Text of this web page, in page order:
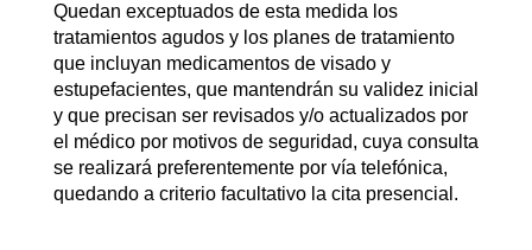
Quedan exceptuados de esta medida los
tratamientos agudos y los planes de tratamiento
que incluyan medicamentos de visado y
estupefacientes, que mantendrán su validez inicial
y que precisan ser revisados y/o actualizados por
el médico por motivos de seguridad, cuya consulta
se realizará preferentemente por vía telefónica,
quedando a criterio facultativo la cita presencial.